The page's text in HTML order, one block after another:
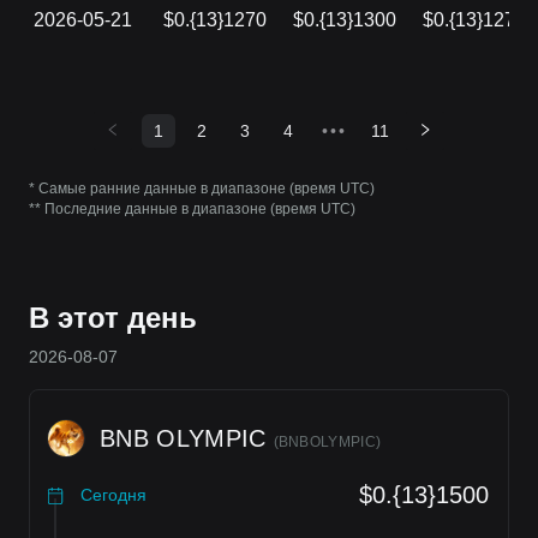
2026-05-21 $0.{13}1270 $0.{13}1300 $0.{13}1270
1 2 3 4 ••• 11
* Самые ранние данные в диапазоне (время UTC)
** Последние данные в диапазоне (время UTC)
В этот день
2026-08-07
BNB OLYMPIC (BNBOLYMPIC)
Сегодня $0.{13}1500